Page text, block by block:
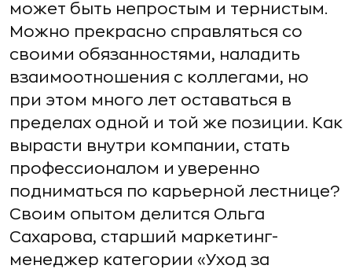
может быть непростым и тернистым.
Можно прекрасно справляться со
своими обязанностями, наладить
взаимоотношения с коллегами, но
при этом много лет оставаться в
пределах одной и той же позиции. Как
вырасти внутри компании, стать
профессионалом и уверенно
подниматься по карьерной лестнице?
Своим опытом делится Ольга
Сахарова, старший маркетинг-
менеджер категории «Уход за